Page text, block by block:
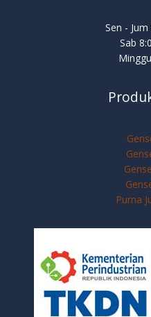
Sen -
Sab
Purna